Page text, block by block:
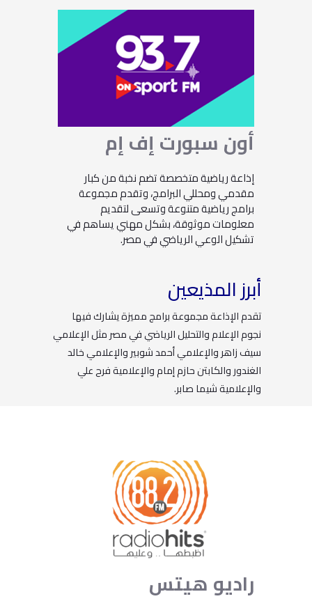
أونسبورتإفإم
إذاعة رياضية متخصصة تضم نخبة من كبار
مقدمي ومحللي البرامج، وتقدم مجموعة
برامج رياضية متنوعة وتسعى لتقديم
معلومات موثوقة، بشكل مهني يساهم في
تشكيل الوعي الرياضي في مصر.
أبرز المذيعين
تقدم الإذاعة مجموعة برامج مميزة يشارك فيها
نجوم الإعلام والتحليل الرياضي في مصر مثل الإعلامي
سيف زاهر والإعلامي أحمد شوبير والإعلامي خالد
الغندور والكابتن حازم إمام والإعلامية فرح علي
والإعلامية شيما صابر.
راديوهيتس